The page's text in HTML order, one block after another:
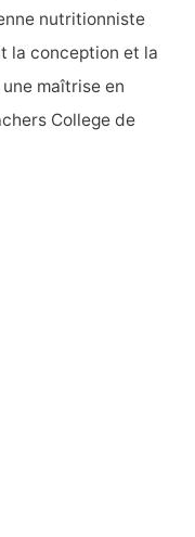
nutritionniste
la conception et la
maîtrise en
College de